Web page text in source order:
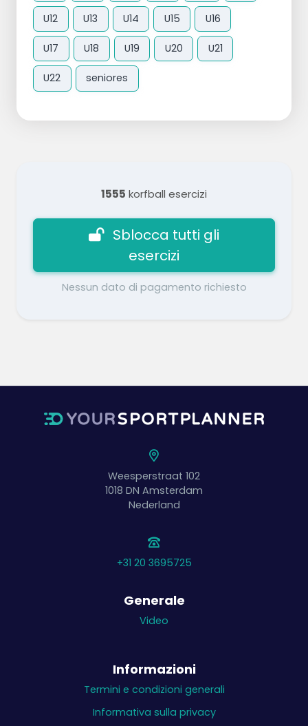
U12 U13 U14 U15 U16
U17 U18 U19 U20 U21
U22 seniores
1555 korfball esercizi
Sblocca tutti gli
esercizi
Nessun dato di pagamento richiesto
Weesperstraat 102
1018 DN Amsterdam
Nederland
+31 20 3695725
Generale
Video
Informazioni
Termini e condizioni generali
Informativa sulla privacy